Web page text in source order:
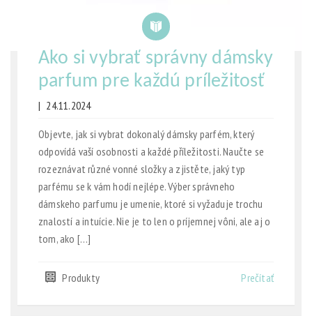
Ako si vybrať správny dámsky
parfum pre každú príležitosť
| 24.11.2024
Objevte, jak si vybrat dokonalý dámsky parfém, který
odpovídá vaší osobnosti a každé příležitosti. Naučte se
rozeznávat různé vonné složky a zjistěte, jaký typ
parfému se k vám hodí nejlépe. Výber správneho
dámskeho parfumu je umenie, ktoré si vyžaduje trochu
znalostí a intuície. Nie je to len o príjemnej vôni, ale aj o
tom, ako […]
Produkty Prečítať